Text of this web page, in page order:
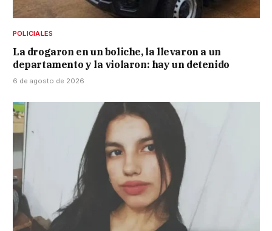
POLICIALES
La drogaron en un boliche, la llevaron a un
departamento y la violaron: hay un detenido
6 de agosto de 2026